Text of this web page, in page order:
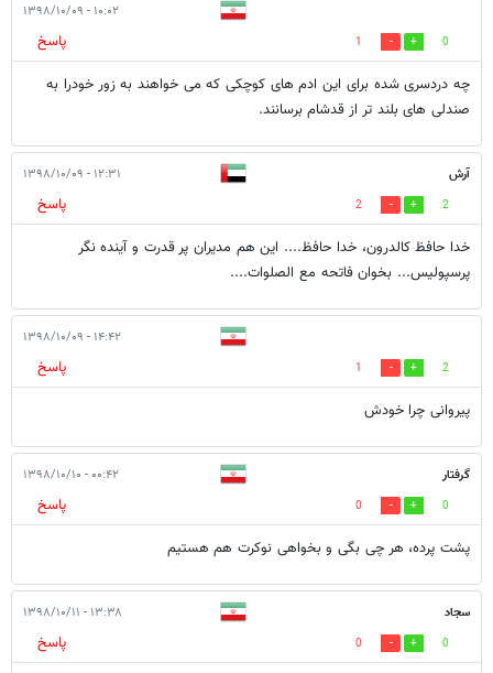
۱۰:۰۲ - ۱۳۹۸/۱۰/۰۹
0
1
پاسخ
چه دردسری شده برای این ادم های کوچکی که می خواهند به زور خودرا به
صندلی های بلند تر از قدشام برسانند.
آرش ۱۲:۳۱ - ۱۳۹۸/۱۰/۰۹
2
2
پاسخ
خدا حافظ کالدرون، خدا حافظ.... این هم مدیران پر قدرت و آینده نگر
پرسپولیس... بخوان فاتحه مع الصلوات....
۱۴:۴۲ - ۱۳۹۸/۱۰/۰۹
2
1
پاسخ
پیروانی چرا خودش
گرفتار ۰۰:۴۲ - ۱۳۹۸/۱۰/۱۰
0
0
پاسخ
پشت پرده، هر چی بگی و بخواهی نوکرت هم هستیم
سجاد ۱۳:۳۸ - ۱۳۹۸/۱۰/۱۱
0
0
پاسخ